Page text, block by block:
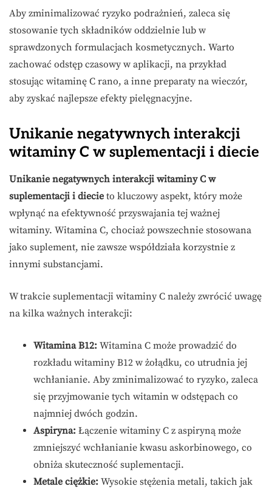
Aby zminimalizować ryzyko podrażnień, zaleca się
stosowanie tych składników oddzielnie lub w
sprawdzonych formulacjach kosmetycznych. Warto
zachować odstęp czasowy w aplikacji, na przykład
stosując witaminę C rano, a inne preparaty na wieczór,
aby zyskać najlepsze efekty pielęgnacyjne.
Unikanie negatywnych interakcji
witaminy C w suplementacji i diecie
Unikanie negatywnych interakcji witaminy C w
suplementacji i diecie to kluczowy aspekt, który może
wpłynąć na efektywność przyswajania tej ważnej
witaminy. Witamina C, chociaż powszechnie stosowana
jako suplement, nie zawsze współdziała korzystnie z
innymi substancjami.
W trakcie suplementacji witaminy C należy zwrócić uwagę
na kilka ważnych interakcji:
Witamina B12: Witamina C może prowadzić do
rozkładu witaminy B12 w żołądku, co utrudnia jej
wchłanianie. Aby zminimalizować to ryzyko, zaleca
się przyjmowanie tych witamin w odstępach co
najmniej dwóch godzin.
Aspiryna: Łączenie witaminy C z aspiryną może
zmniejszyć wchłanianie kwasu askorbinowego, co
obniża skuteczność suplementacji.
Metale ciężkie: Wysokie stężenia metali, takich jak